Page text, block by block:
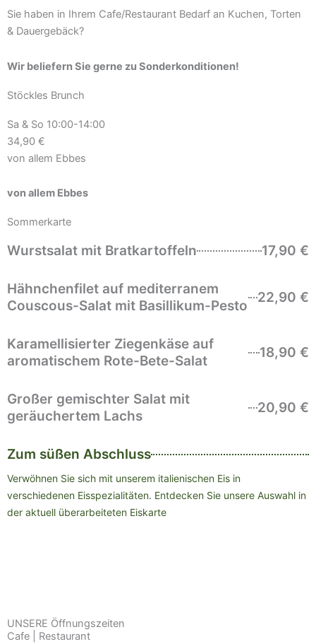
Sie haben in Ihrem Cafe/Restaurant Bedarf an Kuchen, Torten
& Dauergebäck?
Wir beliefern Sie gerne zu Sonderkonditionen!
Stöckles Brunch
Sa & So 10:00-14:00
34,90 €
von allem Ebbes
von allem Ebbes
Sommerkarte
Wurstsalat mit Bratkartoffeln 17,90 €
Hähnchenfilet auf mediterranem
Couscous-Salat mit Basillikum-Pesto
22,90 €
Karamellisierter Ziegenkäse auf
aromatischem Rote-Bete-Salat
18,90 €
Großer gemischter Salat mit
geräuchertem Lachs
20,90 €
Zum süßen Abschluss
Verwöhnen Sie sich mit unserem italienischen Eis in
verschiedenen Eisspezialitäten. Entdecken Sie unsere Auswahl in
der aktuell überarbeiteten Eiskarte
UNSERE Öffnungszeiten
Cafe | Restaurant